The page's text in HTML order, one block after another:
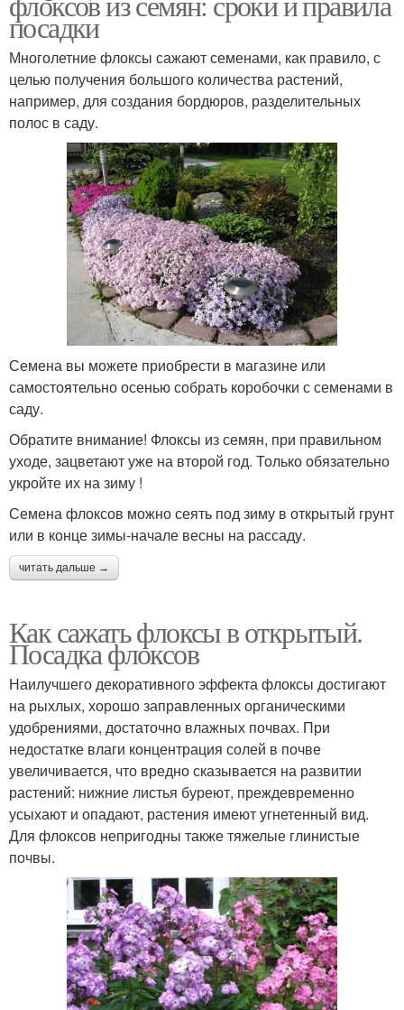
посадки
Многолетние флоксы сажают семенами, как правило, с
целью получения большого количества растений,
например, для создания бордюров, разделительных
полос в саду.
Семена вы можете приобрести в магазине или
самостоятельно осенью собрать коробочки с семенами в
саду.
Обратите внимание! Флоксы из семян, при правильном
уходе, зацветают уже на второй год. Только обязательно
укройте их на зиму !
Семена флоксов можно сеять под зиму в открытый грунт
или в конце зимы-начале весны на рассаду.
читать дальше →
Как сажать флоксы в открытый.
Посадка флоксов
Наилучшего декоративного эффекта флоксы достигают
на рыхлых, хорошо заправленных органическими
удобрениями, достаточно влажных почвах. При
недостатке влаги концентрация солей в почве
увеличивается, что вредно сказывается на развитии
растений: нижние листья буреют, преждевременно
усыхают и опадают, растения имеют угнетенный вид.
Для флоксов непригодны также тяжелые глинистые
почвы.